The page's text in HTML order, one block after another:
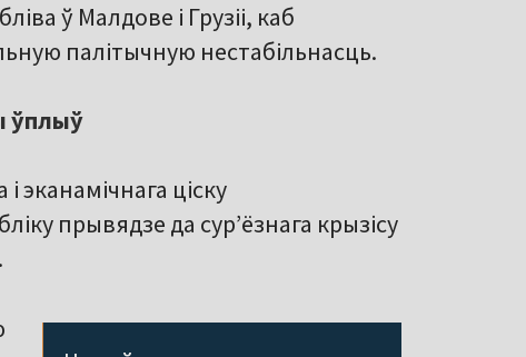
ў Малдове і Грузіі, каб
палітычную нестабільнасць.
ўплыў
эканамічнага ціску
прывядзе да сур’ёзнага крызісу